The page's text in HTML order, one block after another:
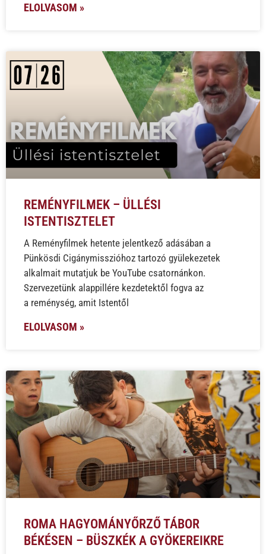
ELOLVASOM »
REMÉNYFILMEK – ÜLLÉSI
ISTENTISZTELET
A Reményfilmek hetente jelentkező adásában a
Pünkösdi Cigánymisszióhoz tartozó gyülekezetek
alkalmait mutatjuk be YouTube csatornánkon.
Szervezetünk alappillére kezdetektől fogva az
a reménység, amit Istentől
ELOLVASOM »
ROMA HAGYOMÁNYŐRZŐ TÁBOR
BÉKÉSEN – BÜSZKÉK A GYÖKEREIKRE